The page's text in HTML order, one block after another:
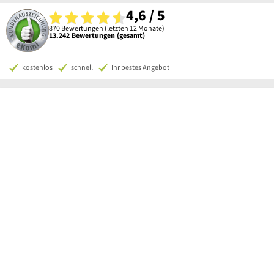
4,6 / 5
870 Bewertungen (letzten 12 Monate)
13.242 Bewertungen (gesamt)
kostenlos schnell Ihr bestes Angebot